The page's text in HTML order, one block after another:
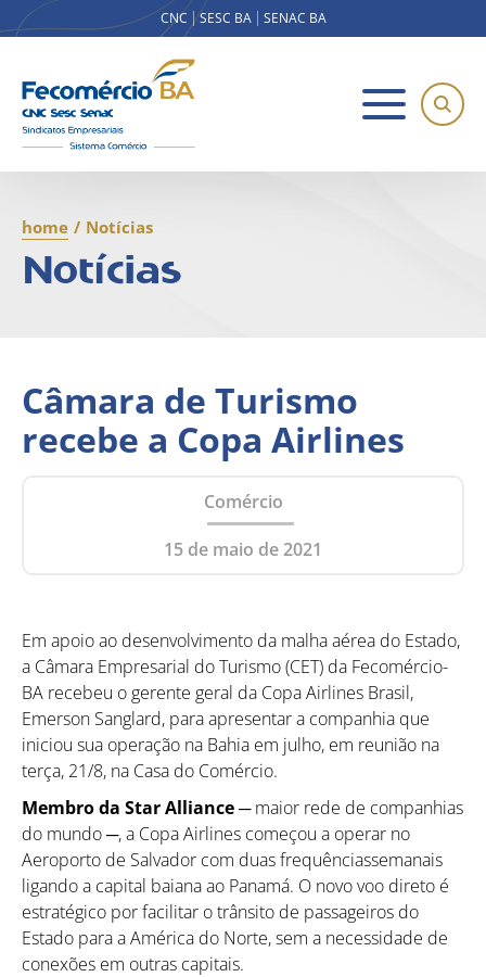
CNC SESC BA SENAC BA
home / Notícias
Notícias
Câmara de Turismo
recebe a Copa Airlines
Comércio
15 de maio de 2021
Em apoio ao desenvolvimento da malha aérea do Estado,
a Câmara Empresarial do Turismo (CET) da Fecomércio-
BA recebeu o gerente geral da Copa Airlines Brasil,
Emerson Sanglard, para apresentar a companhia que
iniciou sua operação na Bahia em julho, em reunião na
terça, 21/8, na Casa do Comércio.
Membro da Star Alliance─ maior rede de companhias
do mundo ─, a Copa Airlines começou a operar no
Aeroporto de Salvador com duas frequênciassemanais
ligando a capital baiana ao Panamá. O novo voo direto é
estratégico por facilitar o trânsito de passageiros do
Estado para a América do Norte, sem a necessidade de
conexões em outras capitais.